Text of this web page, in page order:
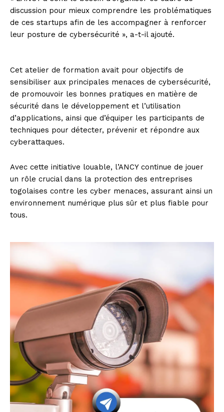
discussion pour mieux comprendre les problématiques
de ces startups afin de les accompagner à renforcer
leur posture de cybersécurité », a-t-il ajouté.
Cet atelier de formation avait pour objectifs de
sensibiliser aux principales menaces de cybersécurité,
de promouvoir les bonnes pratiques en matière de
sécurité dans le développement et l’utilisation
d’applications, ainsi que d’équiper les participants de
techniques pour détecter, prévenir et répondre aux
cyberattaques.
Avec cette initiative louable, l’ANCY continue de jouer
un rôle crucial dans la protection des entreprises
togolaises contre les cyber menaces, assurant ainsi un
environnement numérique plus sûr et plus fiable pour
tous.